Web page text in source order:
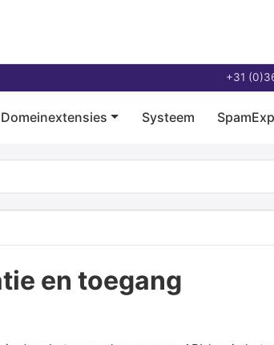
+31
Domeinextensies Systeem
en toegang